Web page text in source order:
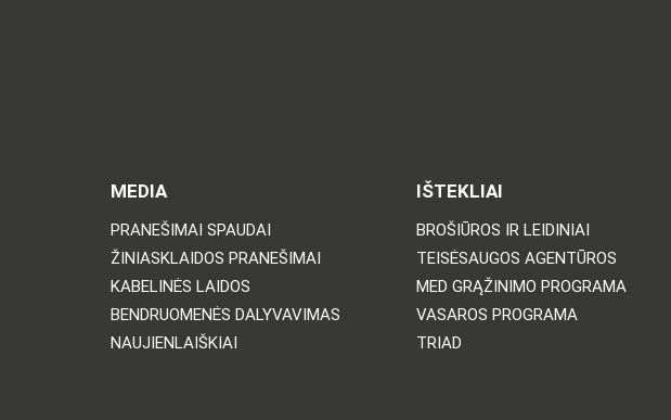
MEDIA
PRANEŠIMAI SPAUDAI
ŽINIASKLAIDOS PRANEŠIMAI
KABELINĖS LAIDOS
BENDRUOMENĖS DALYVAVIMAS
NAUJIENLAIŠKIAI
IŠTEKLIAI
BROŠIŪROS IR LEIDINIAI
TEISĖSAUGOS AGENTŪROS
MED GRĄŽINIMO PROGRAMA
VASAROS PROGRAMA
TRIAD